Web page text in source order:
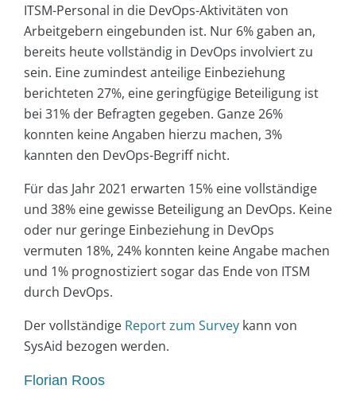
ITSM-Personal in die DevOps-Aktivitäten von
Arbeitgebern eingebunden ist. Nur 6% gaben an,
bereits heute vollständig in DevOps involviert zu
sein. Eine zumindest anteilige Einbeziehung
berichteten 27%, eine geringfügige Beteiligung ist
bei 31% der Befragten gegeben. Ganze 26%
konnten keine Angaben hierzu machen, 3%
kannten den DevOps-Begriff nicht.
Für das Jahr 2021 erwarten 15% eine vollständige
und 38% eine gewisse Beteiligung an DevOps. Keine
oder nur geringe Einbeziehung in DevOps
vermuten 18%, 24% konnten keine Angabe machen
und 1% prognostiziert sogar das Ende von ITSM
durch DevOps.
Der vollständige Report zum Survey kann von
SysAid bezogen werden.
Florian Roos